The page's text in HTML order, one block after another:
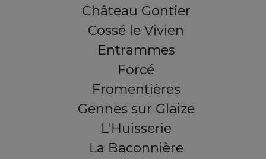
Château Gontier
Cossé le Vivien
Entrammes
Forcé
Fromentières
Gennes sur Glaize
L'Huisserie
La Baconnière